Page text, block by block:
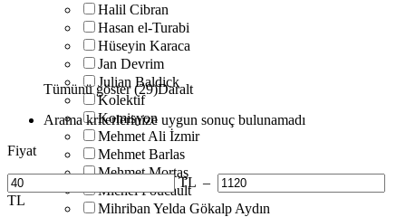
Halil Cibran
Hasan el-Turabi
Hüseyin Karaca
Jan Devrim
Julian Baldick
Kolektif
Komisyon
Mehmet Ali İzmir
Mehmet Barlas
Mehmet Mortaş
Michel Foucault
Mihriban Yelda Gökalp Aydın
Tümünü göster (29)Daralt
Arama kriterlerinize uygun sonuç bulunamadı
Fiyat
TL –
TL